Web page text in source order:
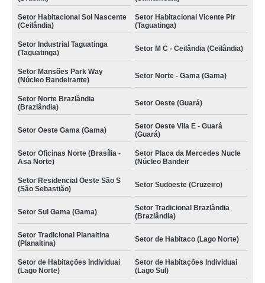
Setor Habitacional Sol Nascente
(Ceilândia)
Setor Habitacional Vicente Pir
(Taguatinga)
Setor Industrial Taguatinga
(Taguatinga)
Setor M C - Ceilândia (Ceilândia)
Setor Mansões Park Way
(Núcleo Bandeirante)
Setor Norte - Gama (Gama)
Setor Norte Brazlândia
(Brazlândia)
Setor Oeste (Guará)
Setor Oeste Gama (Gama)
Setor Oeste Vila E - Guará
(Guará)
Setor Oficinas Norte (Brasília -
Asa Norte)
Setor Placa da Mercedes Nucle
(Núcleo Bandeir
Setor Residencial Oeste São S
(São Sebastião)
Setor Sudoeste (Cruzeiro)
Setor Sul Gama (Gama)
Setor Tradicional Brazlândia
(Brazlândia)
Setor Tradicional Planaltina
(Planaltina)
Setor de Habitaco (Lago Norte)
Setor de Habitações Individuai
(Lago Norte)
Setor de Habitações Individuai
(Lago Sul)